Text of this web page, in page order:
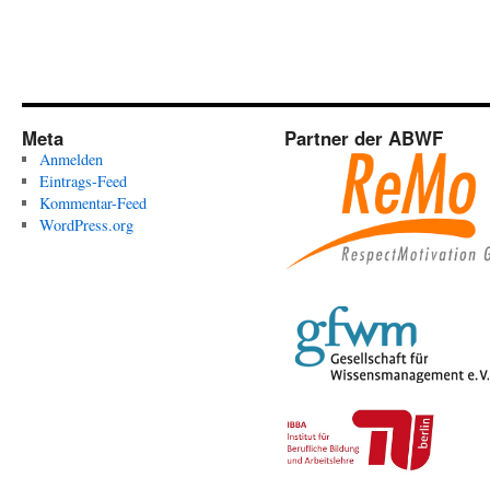
Meta
Anmelden
Eintrags-Feed
Kommentar-Feed
WordPress.org
Partner der ABWF